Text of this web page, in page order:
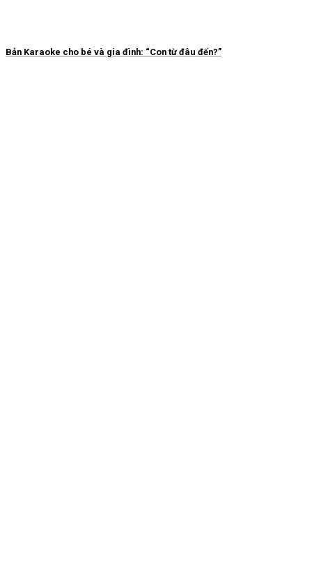
Bản Karaoke cho bé và gia đình: “Con từ đâu đến?”